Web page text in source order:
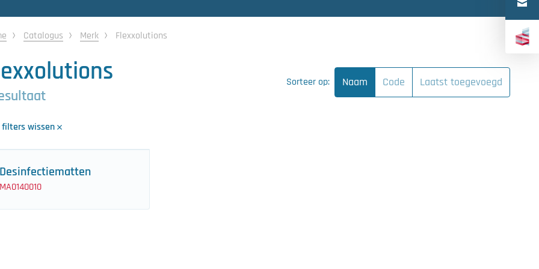
Catalogus Merk Flexxolutions
wissen
Sorteer op: Naam Code Laatst toegevoegd
Desinfectiematten
MA0140010